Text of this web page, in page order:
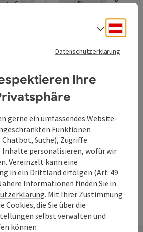
richtig. Wir bieten von romantisch-
über den familienfreundlichen
Ballnächten stets den
Im Herzen von Bad Kreuzen erwartet
mit ausgezeichneter Küche und
: Kirchenwirt Radlmüller
Tage in einem gemütlichen
Datenschutzerklärung
Ihre
gerne ein umfassendes Website-
Funktionen
Suche), Zugriffe
Inhalte personalisieren, wofür wir
Vereinzelt kann eine
in ein Drittland erfolgen (Art. 49
Informationen finden Sie in
. Mit Ihrer Zustimmung
Cookies, die Sie über die
selbst verwalten und
können.